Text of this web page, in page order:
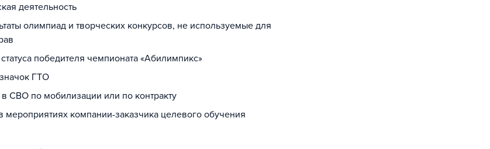
деятельность
олимпиад и творческих конкурсов, не используемые для
победителя чемпионата «Абилимпикс»
ГТО
в СВО по мобилизации или по контракту
мероприятиях компании-заказчика целевого обучения